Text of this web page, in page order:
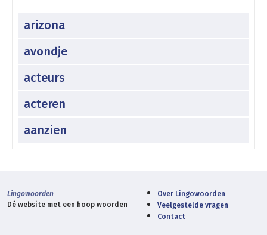
arizona
avondje
acteurs
acteren
aanzien
Lingowoorden
Dé website met een hoop woorden
Over Lingowoorden
Veelgestelde vragen
Contact